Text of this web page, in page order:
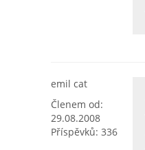
emil cat
Členem od:
29.08.2008
Příspěvků: 336